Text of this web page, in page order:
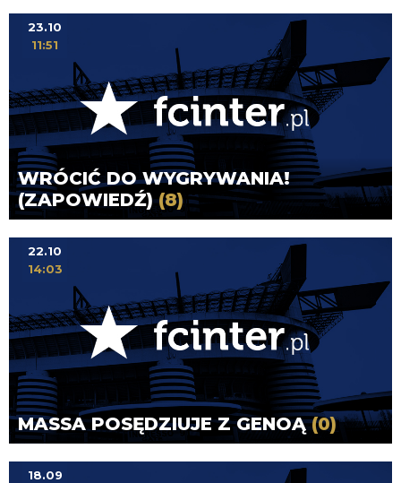
WRÓCIĆ DO WYGRYWANIA!
(ZAPOWIEDŹ)(8)
23.10
11:51
MASSA POSĘDZIUJE Z GENOĄ(0)
22.10
14:03
18.09